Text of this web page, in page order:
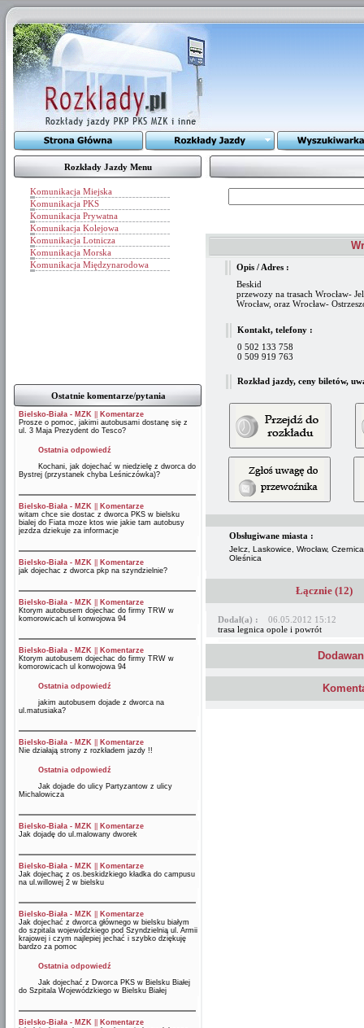
Rozkłady Jazdy Menu
Komunikacja Miejska
Komunikacja PKS
Komunikacja Prywatna
Komunikacja Kolejowa
Komunikacja Lotnicza
Komunikacja Morska
Komunikacja Międzynarodowa
Ostatnie komentarze/pytania
Bielsko-Biała - MZK
Komentarze
Prosze o pomoc, jakimi autobusami dostanę się z
ul. 3 Maja Prezydent do Tesco?
Ostatnia odpowiedź
Kochani, jak dojechać w niedzielę z dworca do
Bystrej (przystanek chyba Leśniczówka)?
Bielsko-Biała - MZK
Komentarze
witam chce sie dostac z dworca PKS w bielsku
bialej do Fiata moze ktos wie jakie tam autobusy
jezdza dziekuje za informacje
Bielsko-Biała - MZK
Komentarze
jak dojechac z dworca pkp na szyndzielnie?
Bielsko-Biała - MZK
Komentarze
Ktorym autobusem dojechac do firmy TRW w
komorowicach ul konwojowa 94
Bielsko-Biała - MZK
Komentarze
Ktorym autobusem dojechac do firmy TRW w
komorowicach ul konwojowa 94
Ostatnia odpowiedź
jakim autobusem dojade z dworca na
ul.matusiaka?
Bielsko-Biała - MZK
Komentarze
Nie działają strony z rozkładem jazdy !!
Ostatnia odpowiedź
Jak dojade do ulicy Partyzantow z ulicy
Michalowicza
Bielsko-Biała - MZK
Komentarze
Jak dojadę do ul.malowany dworek
Bielsko-Biała - MZK
Komentarze
Jak dojechaç z os.beskidzkiego kładka do campusu
na ul.willowej 2 w bielsku
Bielsko-Biała - MZK
Komentarze
Jak dojechać z dworca głównego w bielsku białym
do szpitala wojewódzkiego pod Szyndzielnią ul. Armii
krajowej i czym najlepiej jechać i szybko dziękuję
bardzo za pomoc
Ostatnia odpowiedź
Jak dojechać z Dworca PKS w Bielsku Białej
do Szpitala Wojewódzkiego w Bielsku Białej
Bielsko-Biała - MZK
Komentarze
Opis / Adres :
Beskid
przewozy na trasach Wrocław-
Wrocław, oraz Wrocław-
Kontakt, telefony :
0 502 133 758
0 509 919 763
Rozkład jazdy, ceny biletów,
Obsługiwane miasta :
Jelcz, Laskowice, Wrocław,
Oleśnica
Łącznie (12)
Dodał(a) :
06.05.2012 15:12
trasa legnica opole i powrót